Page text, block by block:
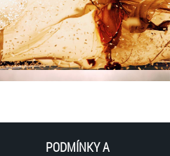
PODMÍNKY A